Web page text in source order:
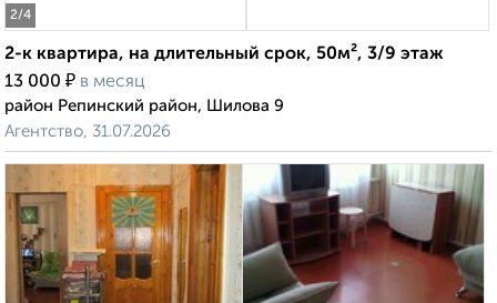
2/4
2-к квартира, на длительный срок, 50м², 3/9 этаж
13 000 ₽ в месяц
район Репинский район, Шилова 9
Агентство, 31.07.2026